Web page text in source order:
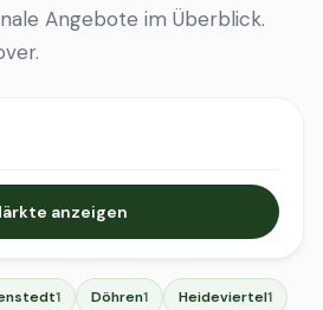
Angebote im Überblick.
.
anzeigen
1 Döhren1 Heideviertel1